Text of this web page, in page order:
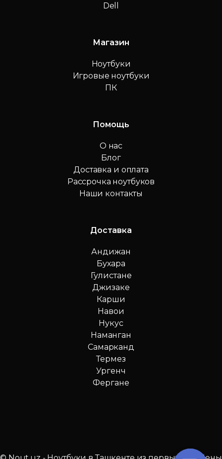
Dell
Магазин
Ноутбуки
Игровые ноутбуки
ПК
Помощь
О нас
Блог
Доставка и оплата
Рассрочка ноутбуков
Наши контакты
Доставка
Андижан
Бухара
Гулистане
Джизаке
Карши
Навои
Нукус
Наманган
Самарканд
Термез
Ургенч
Фергане